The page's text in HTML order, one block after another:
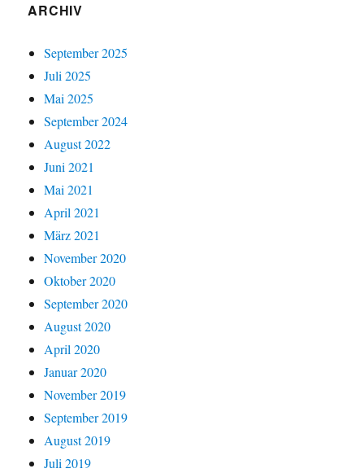
ARCHIV
September 2025
Juli 2025
Mai 2025
September 2024
August 2022
Juni 2021
Mai 2021
April 2021
März 2021
November 2020
Oktober 2020
September 2020
August 2020
April 2020
Januar 2020
November 2019
September 2019
August 2019
Juli 2019